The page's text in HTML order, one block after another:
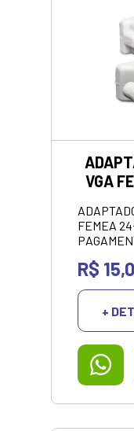
VGA
FEMEA 24+1 LE-
R$
+